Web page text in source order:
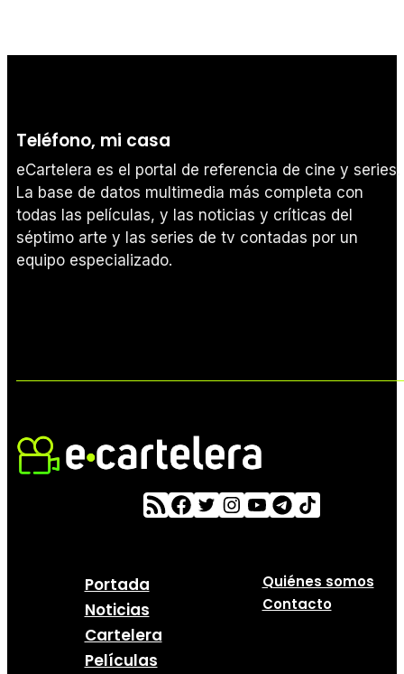
Teléfono, mi casa
eCartelera es el portal de referencia de cine y series.
La base de datos multimedia más completa con
todas las películas, y las noticias y críticas del
séptimo arte y las series de tv contadas por un
equipo especializado.
Portada
Noticias
Cartelera
Películas
Quiénes somos
Contacto